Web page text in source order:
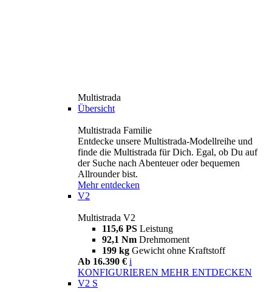
Multistrada
Übersicht
Multistrada Familie
Entdecke unsere Multistrada-Modellreihe und
finde die Multistrada für Dich. Egal, ob Du auf
der Suche nach Abenteuer oder bequemen
Allrounder bist.
Mehr entdecken
V2
Multistrada V2
115,6 PS Leistung
92,1 Nm Drehmoment
199 kg Gewicht ohne Kraftstoff
Ab 16.390 € i
KONFIGURIEREN MEHR ENTDECKEN
V2 S